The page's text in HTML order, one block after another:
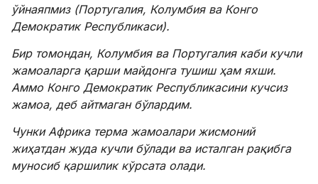
ўйнаяпмиз (Португалия, Колумбия ва Конго
Демократик Республикаси).
Бир томондан, Колумбия ва Португалия каби кучли
жамоаларга қарши майдонга тушиш ҳам яхши.
Аммо Конго Демократик Республикасини кучсиз
жамоа, деб айтмаган бўлардим.
Чунки Африка терма жамоалари жисмоний
жиҳатдан жуда кучли бўлади ва исталган рақибга
муносиб қаршилик кўрсата олади.